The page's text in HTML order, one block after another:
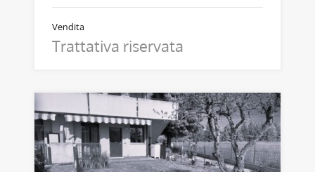
Vendita
Trattativa riservata